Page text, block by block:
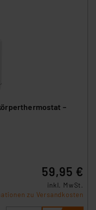
–
59,95 €
inkl. MwSt.
zu Versandkosten